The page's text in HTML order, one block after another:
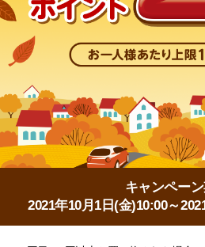
キャンペー
2021年10月1日(金)10:00～